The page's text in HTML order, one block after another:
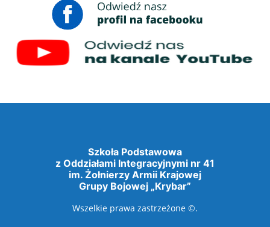
Szkoła Podstawowa
z Oddziałami Integracyjnymi nr 41
im. Żołnierzy Armii Krajowej
Grupy Bojowej „Krybar”
Wszelkie prawa zastrzeżone ©.